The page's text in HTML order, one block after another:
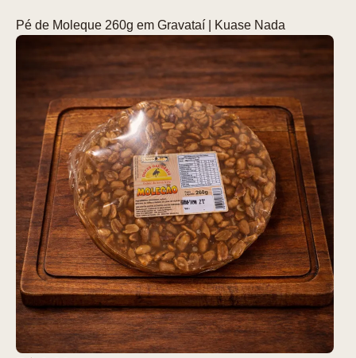
Pé de Moleque 260g em Gravataí | Kuase Nada